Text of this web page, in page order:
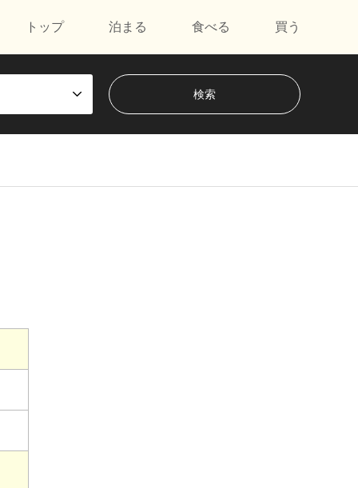
トップ 泊まる 食べる 買う